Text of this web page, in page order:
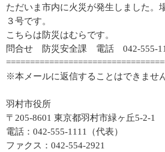
ただいま市内に火災が発生しました。
３号です。
こちらは防災はむらです。
問合せ 防災安全課 電話 042-555-
※本メールに返信することはできません
羽村市役所
〒205-8601 東京都羽村市緑ヶ丘5-2-1
電話：042-555-1111（代表）
ファクス：042-554-2921